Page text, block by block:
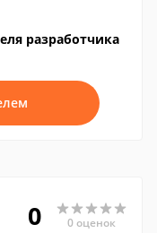
разработчика
0 0 оценок